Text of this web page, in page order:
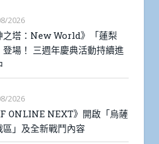
2026
之塔：New World》「蓮梨
登場！ 三週年慶典活動持續進
2026
ONLINE NEXT》開啟「烏薩
區」及全新戰鬥內容